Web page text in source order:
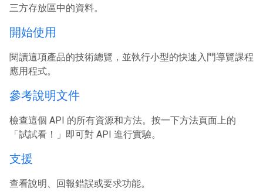
三方存放區中的資料。
開始使用
閱讀這項產品的技術總覽，並執行小型的快速入門導覽課程
應用程式。
參考說明文件
檢查這個 API 的所有資源和方法。按一下方法頁面上的
「試試看！」即可對 API 進行實驗。
支援
查看說明、回報錯誤或要求功能。